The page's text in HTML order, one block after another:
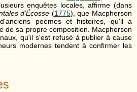
enquêtes locales, affirme (dans
d'Écosse (1775), que Macpherson
poèmes et histoires, qu'il a
de sa propre composition. Macpherson
qu'il s'est refusé à publier à cause
modernes tendent à confirmer les